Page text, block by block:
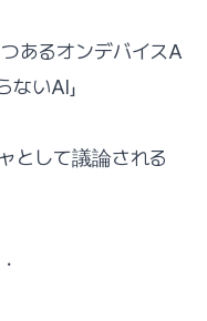
あるオンデバイスA
ないAI」
として議論される